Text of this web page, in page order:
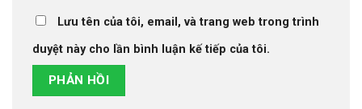
Lưu tên của tôi, email, và trang web trong trình
duyệt này cho lần bình luận kế tiếp của tôi.